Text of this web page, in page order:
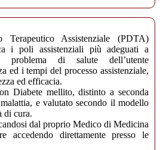
Terapeutico Assistenziale (PDTA)
i poli assistenziali più adeguati a
problema di salute dell’utente
ed i tempi del processo assistenziale,
ed efficacia.
Diabete mellito, distinto a seconda
e valutato secondo il modello
di cura.
dal proprio Medico di Medicina
accedendo direttamente presso le